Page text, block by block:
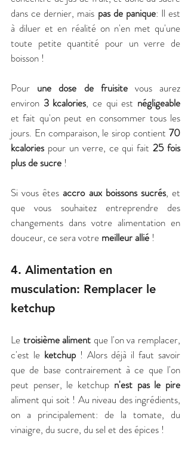
dans ce dernier, mais pas de panique: Il est
à diluer et en réalité on n'en met qu'une
toute petite quantité pour un verre de
boisson !
Pour une dose de fruisite vous aurez
environ 3 kcalories, ce qui est négligeable
et fait qu'on peut en consommer tous les
jours. En comparaison, le sirop contient 70
kcalories pour un verre, ce qui fait 25 fois
plus de sucre !
Si vous êtes accro aux boissons sucrés, et
que vous souhaitez entreprendre des
changements dans votre alimentation en
douceur, ce sera votre meilleur allié !
4. Alimentation en
musculation: Remplacer le
ketchup
Le troisième aliment que l'on va remplacer,
c'est le ketchup ! Alors déjà il faut savoir
que de base contrairement à ce que l'on
peut penser, le ketchup n'est pas le pire
aliment qui soit ! Au niveau des ingrédients,
on a principalement: de la tomate, du
vinaigre, du sucre, du sel et des épices !